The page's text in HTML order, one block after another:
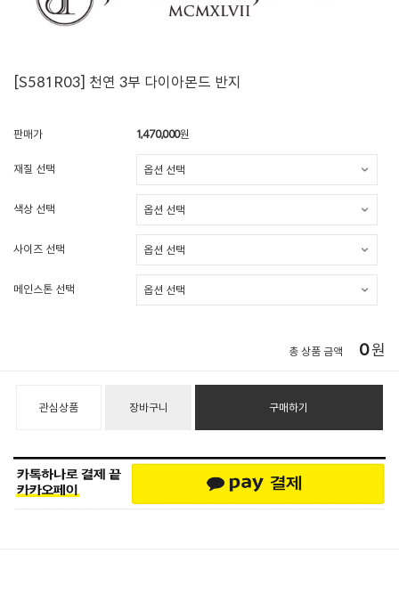
[S581R03] 천연 3부 다이아몬드 반지
판매가 1,470,000원
재질 선택
색상 선택
사이즈 선택
메인스톤 선택
총 상품 금액 0원
관심상품 장바구니 구매하기